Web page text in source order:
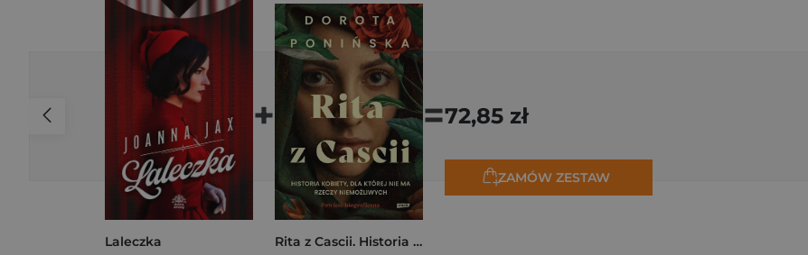
Laleczka
+
Rita z Cascii. Historia kobiety, dla której nie ma rzeczy niemożliwych
=72,85 zł
ZAMÓW ZESTAW